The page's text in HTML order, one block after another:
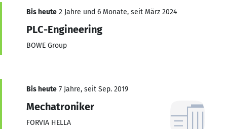
Bis heute 2 Jahre und 6 Monate, seit März 2024
PLC-Engineering
BOWE Group
Bis heute 7 Jahre, seit Sep. 2019
Mechatroniker
FORVIA HELLA